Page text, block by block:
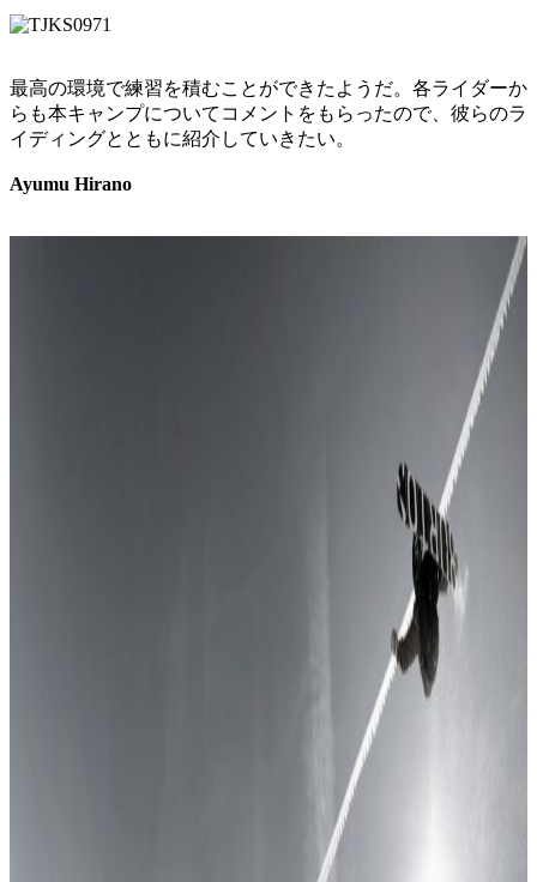
最高の環境で練習を積むことができたようだ。各ライダーか
らも本キャンプについてコメントをもらったので、彼らのラ
イディングとともに紹介していきたい。
Ayumu Hirano